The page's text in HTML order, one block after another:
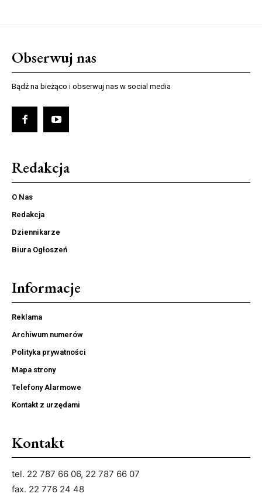
Obserwuj nas
Bądź na bieżąco i obserwuj nas w social media
Redakcja
O Nas
Redakcja
Dziennikarze
Biura Ogłoszeń
Informacje
Reklama
Archiwum numerów
Polityka prywatności
Mapa strony
Telefony Alarmowe
Kontakt z urzędami
Kontakt
tel. 22 787 66 06, 22 787 66 07
fax. 22 776 24 48